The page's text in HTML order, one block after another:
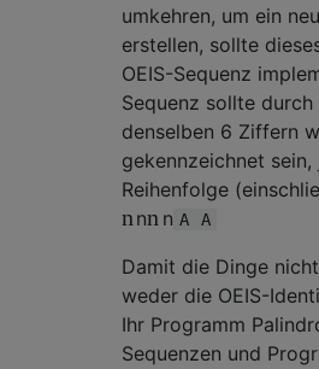
umkehren, um ein
erstellen, sollte
OEIS-Sequenz
Sequenz sollte
denselben 6 Ziffern
gekennzeichnet
Reihenfolge
n nn n A A
Damit die Dinge
weder die OEIS-
Ihr Programm
Sequenzen und